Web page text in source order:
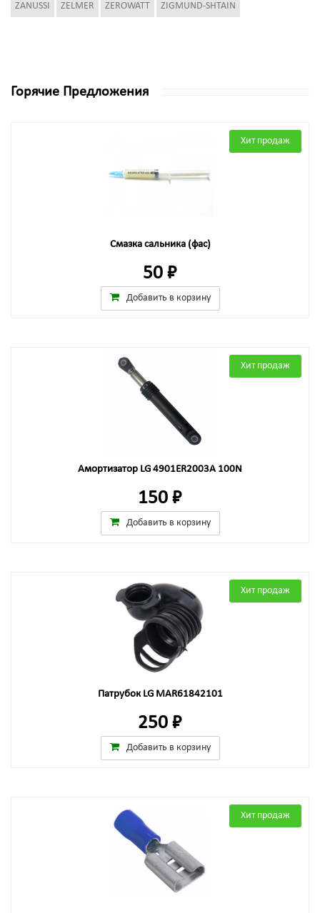
ZANUSSI ZELMER ZEROWATT ZIGMUND-SHTAIN
Горячие Предложения
Хит продаж
Смазка сальника (фас)
50 ₽
Добавить в корзину
Хит продаж
Амортизатор LG 4901ER2003A 100N
150 ₽
Добавить в корзину
Хит продаж
Патрубок LG MAR61842101
250 ₽
Добавить в корзину
Хит продаж